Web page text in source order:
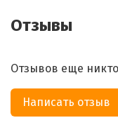
Отзывы
Отзывов еще
Написать отзыв